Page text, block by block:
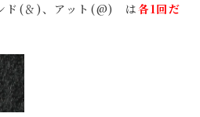
ド(＆)、アット(@) は各1回だ